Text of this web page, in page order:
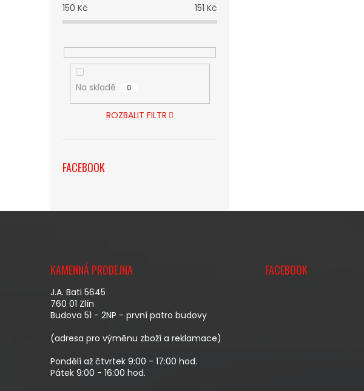
150 Kč 151 Kč
Na skladě 0
ROZBALIT FILTR
FACEBOOK
KAMENNÁ PRODEJNA
J.A. Bati 5645
760 01 Zlín
Budova 51 - 2NP - první patro budovy
(adresa pro výměnu zboží a reklamace)
Pondělí až čtvrtek 9:00 - 17:00 hod.
Pátek 9:00 - 16:00 hod.
FACEBOOK